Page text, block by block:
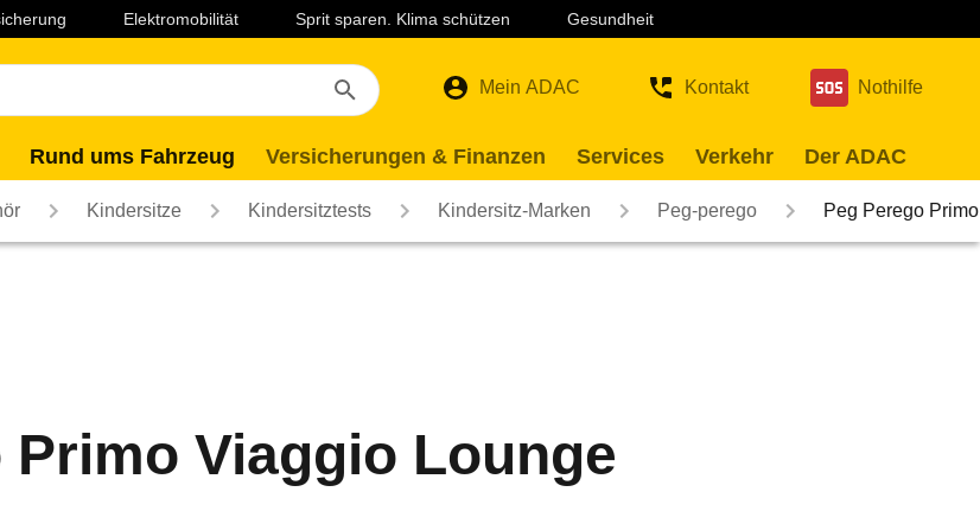
Elektromobilität Sprit sparen. Klima schützen Gesundheit
Mein ADAC Kontakt Nothilfe
Rund ums Fahrzeug Versicherungen & Finanzen Services Verkehr Der ADAC
Kindersitze Kindersitztests Kindersitz-Marken Peg-perego Peg Perego
Primo Viaggio Lounge